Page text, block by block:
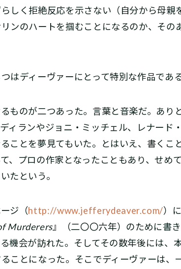
しく拒絶反応を示さない（自分から母親
ンのハートを掴むことになるのか、その
はディーヴァーにとって特別な作品であ
ものが二つあった。言葉と音楽だ。あり
ィランやジョニ・ミッチェル、レナード
ことを夢見てもいた。とはいえ、書くこ
、プロの作家となったこともあり、せめ
たという。
ジ（http://www.jefferydeaver.com/）
Murderers』（二〇〇六年）のために書
機会が訪れた。そしてその数年後には、
ことになった。そこでディーヴァーは、